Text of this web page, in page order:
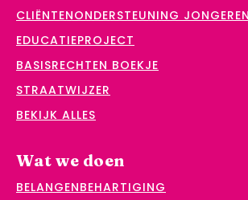
CLIËNTENONDERSTEUNING JONGEREN
EDUCATIEPROJECT
BASISRECHTEN BOEKJE
STRAATWIJZER
BEKIJK ALLES
Wat we doen
BELANGENBEHARTIGING